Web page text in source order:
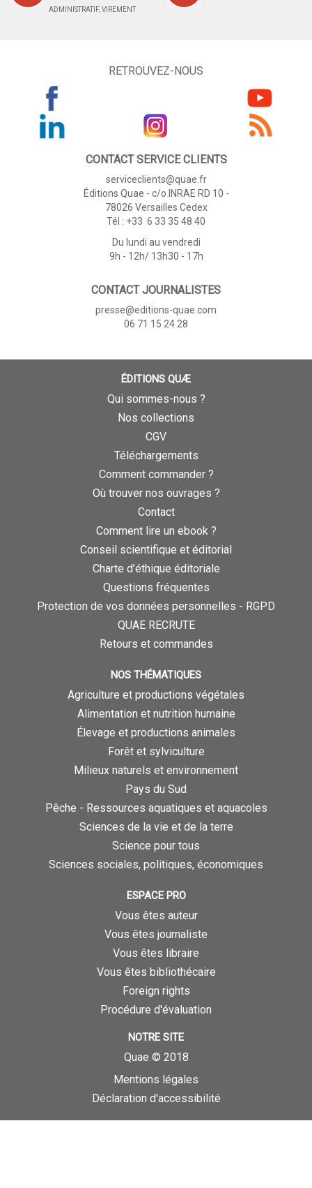
ADMINISTRATIF, VIREMENT
RETROUVEZ-NOUS
CONTACT SERVICE CLIENTS
serviceclients@quae.fr
Éditions Quae - c/o INRAE RD 10 -
78026 Versailles Cedex
Tél : +33 6 33 35 48 40
Du lundi au vendredi
9h - 12h/ 13h30 - 17h
CONTACT JOURNALISTES
presse@editions-quae.com
06 71 15 24 28
ÉDITIONS QUÆ
Qui sommes-nous ?
Nos collections
CGV
Téléchargements
Comment commander ?
Où trouver nos ouvrages ?
Contact
Comment lire un ebook ?
Conseil scientifique et éditorial
Charte d’éthique éditoriale
Questions fréquentes
Protection de vos données personnelles - RGPD
QUAE RECRUTE
Retours et commandes
NOS THÉMATIQUES
Agriculture et productions végétales
Alimentation et nutrition humaine
Élevage et productions animales
Forêt et sylviculture
Milieux naturels et environnement
Pays du Sud
Pêche - Ressources aquatiques et aquacoles
Sciences de la vie et de la terre
Science pour tous
Sciences sociales, politiques, économiques
ESPACE PRO
Vous êtes auteur
Vous êtes journaliste
Vous êtes libraire
Vous êtes bibliothécaire
Foreign rights
Procédure d'évaluation
NOTRE SITE
Quae © 2018
Mentions légales
Déclaration d'accessibilité